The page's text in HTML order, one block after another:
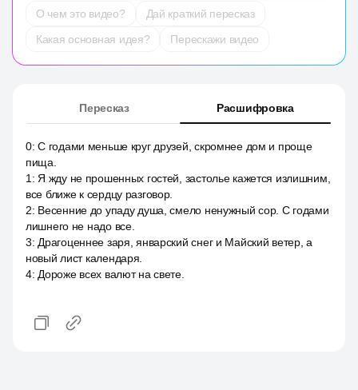
О чем это видео?
Дай краткий пересказ
Какая основная идея?
Перескажи видео
Пересказ Расшифровка
0:С годами меньше круг друзей, скромнее дом и проще
пища.
1 : Я жду не прошенных гостей, застолье кажется излишним,
все ближе к сердцу разговор.
2: Весенние до упаду душа, смело ненужный сор. С годами
лишнего не надо все.
3: Драгоценнее заря, январский снег и Майский ветер, а
новый лист календаря.
4: Дороже всех валют на свете.